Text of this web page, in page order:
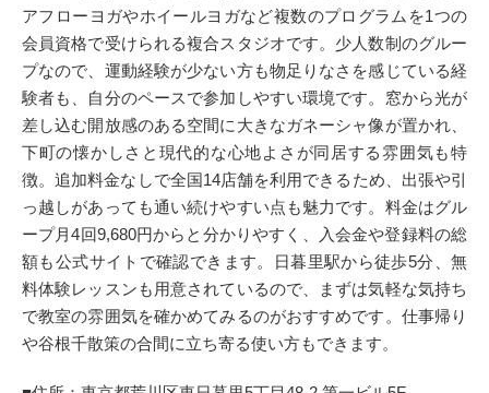
アフローヨガやホイールヨガなど複数のプログラムを1つの
会員資格で受けられる複合スタジオです。少人数制のグルー
プなので、運動経験が少ない方も物足りなさを感じている経
験者も、自分のペースで参加しやすい環境です。窓から光が
差し込む開放感のある空間に大きなガネーシャ像が置かれ、
下町の懐かしさと現代的な心地よさが同居する雰囲気も特
徴。追加料金なしで全国14店舗を利用できるため、出張や引
っ越しがあっても通い続けやすい点も魅力です。料金はグル
ープ月4回9,680円からと分かりやすく、入会金や登録料の総
額も公式サイトで確認できます。日暮里駅から徒歩5分、無
料体験レッスンも用意されているので、まずは気軽な気持ち
で教室の雰囲気を確かめてみるのがおすすめです。仕事帰り
や谷根千散策の合間に立ち寄る使い方もできます。